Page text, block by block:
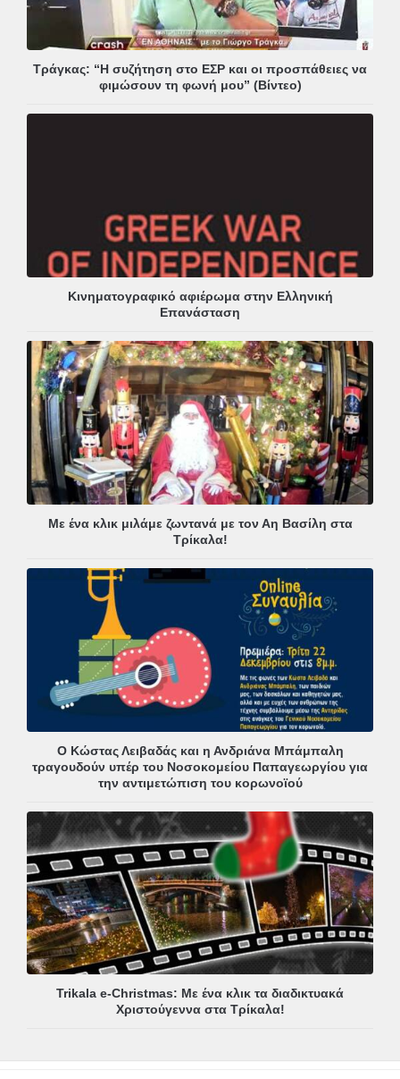
Τράγκας: “Η συζήτηση στο ΕΣΡ και οι προσπάθειες να
φιμώσουν τη φωνή μου” (Βίντεο)
Κινηματογραφικό αφιέρωμα στην Ελληνική
Επανάσταση
Με ένα κλικ μιλάμε ζωντανά με τον Αη Βασίλη στα
Τρίκαλα!
Ο Κώστας Λειβαδάς και η Ανδριάνα Μπάμπαλη
τραγουδούν υπέρ του Νοσοκομείου Παπαγεωργίου για
την αντιμετώπιση του κορωνοϊού
Trikala e-Christmas: Με ένα κλικ τα διαδικτυακά
Χριστούγεννα στα Τρίκαλα!